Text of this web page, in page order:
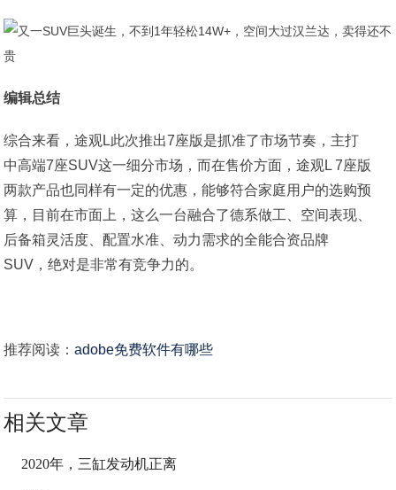
编辑总结
综合来看，途观L此次推出7座版是抓准了市场节奏，主打
中高端7座SUV这一细分市场，而在售价方面，途观L 7座版
两款产品也同样有一定的优惠，能够符合家庭用户的选购预
算，目前在市面上，这么一台融合了德系做工、空间表现、
后备箱灵活度、配置水准、动力需求的全能合资品牌
SUV，绝对是非常有竞争力的。
推荐阅读：adobe免费软件有哪些
相关文章
2020年，三缸发动机正离